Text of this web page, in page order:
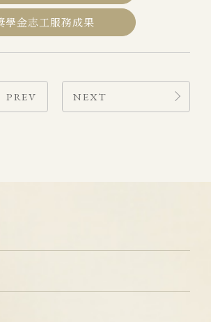
學金志工服務成果
PREV NEXT